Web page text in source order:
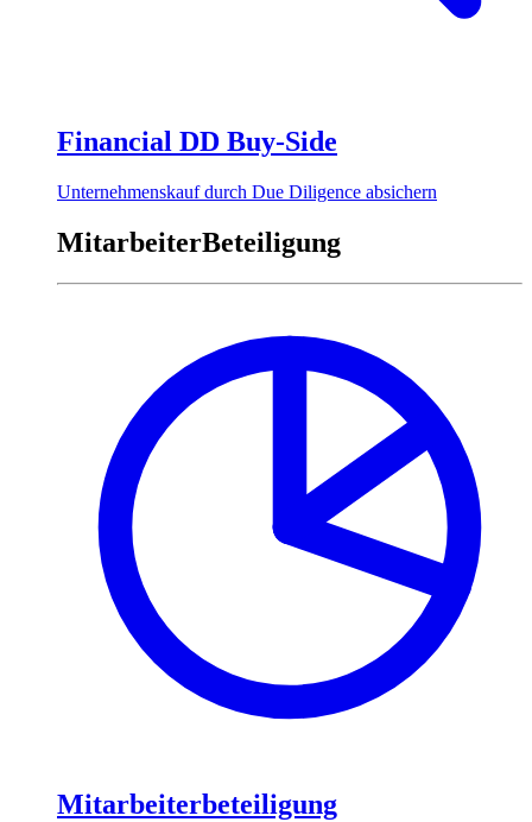
Financial DD Buy-Side
Unternehmenskauf durch Due Diligence absichern
MitarbeiterBeteiligung
Mitarbeiterbeteiligung